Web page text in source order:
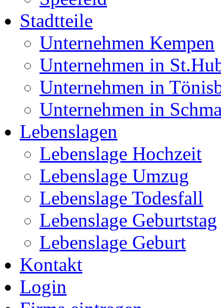
Stadtteile
Unternehmen Kempen
Unternehmen in
Unternehmen in
Unternehmen in
Lebenslagen
Lebenslage Hochzeit
Lebenslage Umzug
Lebenslage Todesfall
Lebenslage Geburtstag
Lebenslage Geburt
Kontakt
Login